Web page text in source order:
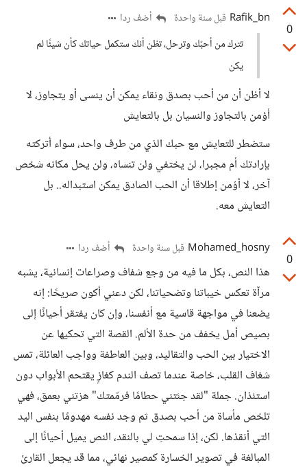
0
Rafik_bn قبل سنة واحدة
أضف ردا
تترك من أحبّك وترحل، تظن أنك ستكمل حياتك كأن شيئًا لم
يكن
لا أظن أن من أحب بصدق ونقاء يمكن أن ينسى أو يتجاوز، لا
أؤمن بالتجاوز والنسيان بل بالتعايش
ستضطر للتعايش مع حبك الذي من طرف واحد، سواء أتركته
بإرادتك أم مجبرا، لن يختفي ولن تنساه، ولن يحل مكانه شخص
آخر، لا أؤمن إطلاقا أن الحب الصادق يمكن استبداله.. بل
التعايش معه.
0
Mohamed_hosny قبل سنة واحدة أضف ردا
هذا النص، بكل ما فيه من وجع شفاف وصراعات إنسانية، يشبه
مرآة تعكس خيباتنا وتضحياتنا، لكن دعني أكون صريحًا: إنه
يضعنا في مواجهة قاسية مع أنفسنا، وإن كان يفتقر أحيانًا إلى
بصيص أمل يخفف من حدة الألم. القصة التي تحكيها عن
الاختيار بين الحب والتقاليد، وبين العاطفة وواجب العائلة، تمس
شغاف القلب، خاصة عندما تصف الندم كغازٍ يقتحم الأبواب دون
استئذان. جملة "لقد جئتني حطامًا فرمّمتك" هزتني بعمق، فهي
تلخص مأساة من أحب بصدق ثم وجد نفسه مهدومًا بنفس اليد
التي أنقذها. لكن، إذا سمحتِ لي بالنقد، النص يميل أحيانًا إلى
المبالغة في تصوير الخسارة كمصير نهائي، مما قد يجعل القارئ